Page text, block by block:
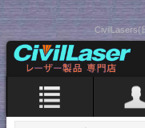
CivilLasers(